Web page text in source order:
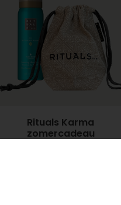
Rituals Karma
zomercadeau